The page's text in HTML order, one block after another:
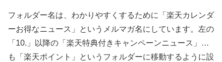
フォルダー名は、わかりやすくするために「楽天カレンダ
ーお得なニュース」というメルマガ名にしています。左の
「10.」以降の「楽天特典付きキャンペーンニュース」…
も「楽天ポイント」というフォルダーに移動するように設